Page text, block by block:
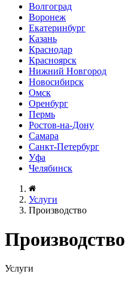
Волгоград
Воронеж
Екатеринбург
Казань
Краснодар
Красноярск
Нижний Новгород
Новосибирск
Омск
Оренбург
Пермь
Ростов-на-Дону
Самара
Санкт-Петербург
Уфа
Челябинск
Услуги
Производство
Производство
Услуги